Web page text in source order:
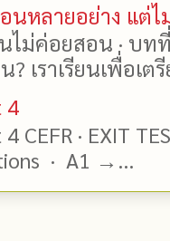
นหลายอย่าง แต่ไ
นไม่ค่อยสอน · บ
? เราเรียนเพื่อเต
4
CEFR · EXIT
· A1 →...